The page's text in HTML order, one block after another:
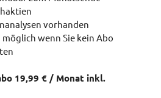
vorhanden
wenn Sie kein Abo
19,99 € / Monat inkl.